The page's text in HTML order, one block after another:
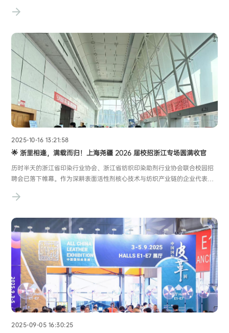
户提供更加高效、便捷、本地化的支持与保障。【广州分公司】地址：广州
2025-10-16 13:21:58
🌟 浙里相逢，满载而归！上海尧疆 2026 届校招浙江专场圆满收官​
历时半天的浙江省印染行业协会、浙江省纺织印染助剂行业协会联合校园招
聘会已落下帷幕。作为深耕表面活性剂核心技术与纺织产业链的企业代表，
纺织印染产业沃土上，播下了 “产才共融” 的新种子！📸 招聘会高光时刻：
2025-09-05 16:30:25